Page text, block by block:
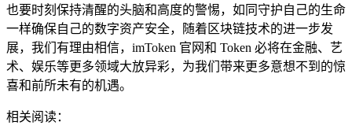
也要时刻保持清醒的头脑和高度的警惕，如同守护自己的生命
一样确保自己的数字资产安全，随着区块链技术的进一步发
展，我们有理由相信，imToken 官网和 Token 必将在金融、艺
术、娱乐等更多领域大放异彩，为我们带来更多意想不到的惊
喜和前所未有的机遇。
相关阅读：